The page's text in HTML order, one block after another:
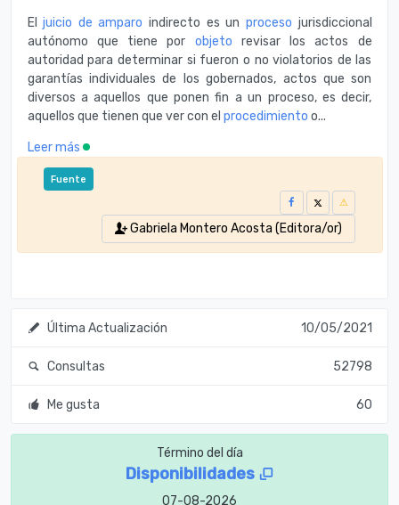
Eljuicio de amparo indirecto es un proceso jurisdiccional
autónomo que tiene por objeto revisar los actos de
autoridad para determinar si fueron o no violatorios de las
garantías individuales de los gobernados, actos que son
diversos a aquellos que ponen fin a un proceso, es decir,
aquellos que tienen que ver con el procedimiento o...
Leer más
Fuente
Gabriela Montero Acosta (Editora/or)
Última Actualización 10/05/2021
Consultas 52798
Me gusta 60
Término del día
Disponibilidades
07-08-2026